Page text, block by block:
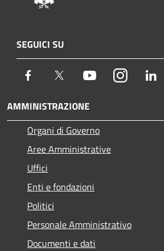
SEGUICI SU
Facebook Twitter YoutubeInstagram
AMMINISTRAZIONE
Organi di Governo
Aree Amministrative
Uffici
Enti e fondazioni
Politici
Personale Amministrativo
Documenti e dati